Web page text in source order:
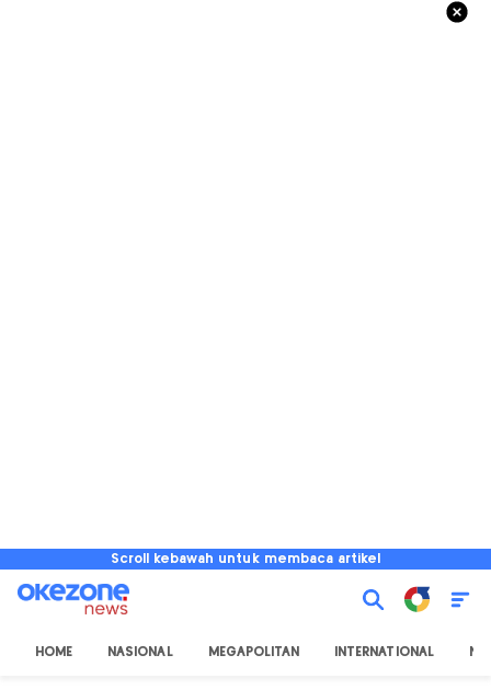
Scroll kebawah untuk membaca artikel
HOME NASIONAL MEGAPOLITAN INTERNATIONAL